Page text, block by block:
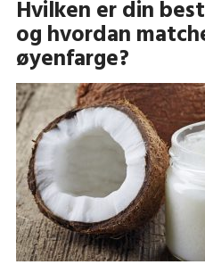
Hvilken er din
og hvordan
øyenfarge?